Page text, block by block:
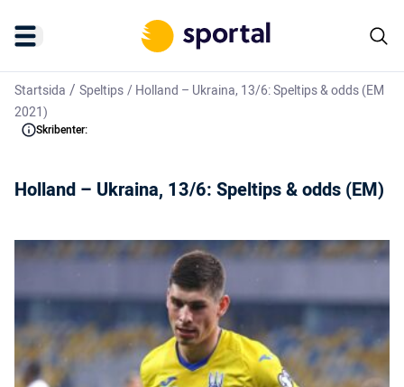
Startsida / Speltips/Holland – Ukraina, 13/6: Speltips & odds (EM
2021)
Skribenter:
Holland – Ukraina, 13/6: Speltips & odds (EM)